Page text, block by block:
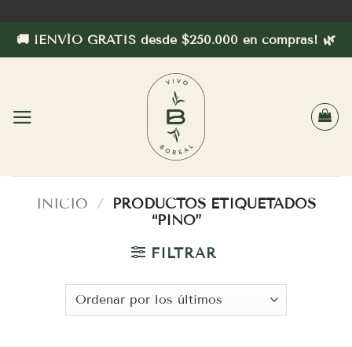
contenido
🚚 ¡ENVÍO GRATIS desde $250.000 en compras! 🌿
INICIO / PRODUCTOS ETIQUETADOS
“PINO”
FILTRAR